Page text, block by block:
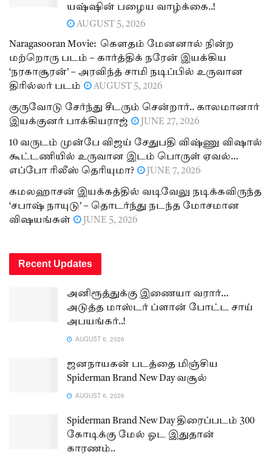
யஷ்ஷின் பழைய வாழ்க்கை..!
AUGUST 5, 2026
Naragasooran Movie: கௌதம் மேனனால் நின்ற
மற்றொரு படம் – கார்த்திக் நரேன் இயக்கிய
‘நரகாசூரன்’ – அரவிந்த் சாமி நடிப்பில் உருவான
திரில்லர் படம்
AUGUST 5, 2026
குருவோடு சேர்ந்து சீடரும் சென்றார்.. காலமானார்
இயக்குனர் பாக்கியராஜ்
JUNE 27, 2026
10 வருடம் முன்பே விஜய் சேதுபதி விஷ்ணு விஷால்
கூட்டணியில் உருவான இடம் பொருள் ஏவல்…
எப்போ ரிலீஸ் தெரியுமா?
JUNE 7, 2026
கமலஹாசன் இயக்கத்தில் வடிவேலு நடிக்கவிருந்த
‘சபாஷ் நாயுடு’ – தொடர்ந்து நடந்த மோசமான
விஷயங்கள்
JUNE 5, 2026
Recent Updates
அனிரூத்துக்கு இணையா வரார்…
அடுத்த மாஸ்டர் ப்ளான் போட்ட சாய்
அபயங்கர்..!
AUGUST 6, 2026
ஜனநாயகன் படத்தை மிஞ்சிய
Spiderman Brand New Day வசூல்
AUGUST 6, 2026
Spiderman Brand New Day திரைப்படம் 300
கோடிக்கு மேல் ஓட இதுதான்
காரணம்..